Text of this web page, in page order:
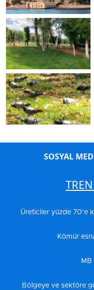
SOSYAL
Üreticiler yüzde 70’e
Kömür
Bölgeye ve sektöre